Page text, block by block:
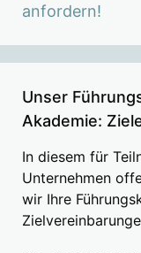
anfordern!
Unser
Akademie:
In diesem für
Unternehmen
wir Ihre